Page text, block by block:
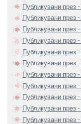
Публикувани през -
Публикувани през -
Публикувани през -
Публикувани през -
Публикувани през -
Публикувани през -
Публикувани през -
Публикувани през -
Публикувани през -
Публикувани през -
Публикувани през -